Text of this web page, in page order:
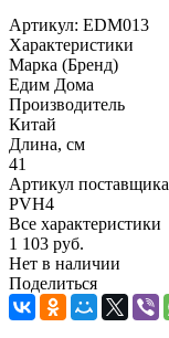
Артикул: EDM013
Характеристики
Марка (Бренд)
Едим Дома
Производитель
Китай
Длина, см
41
Артикул поставщика
PVH4
Все характеристики
1 103 руб.
Нет в наличии
Поделиться